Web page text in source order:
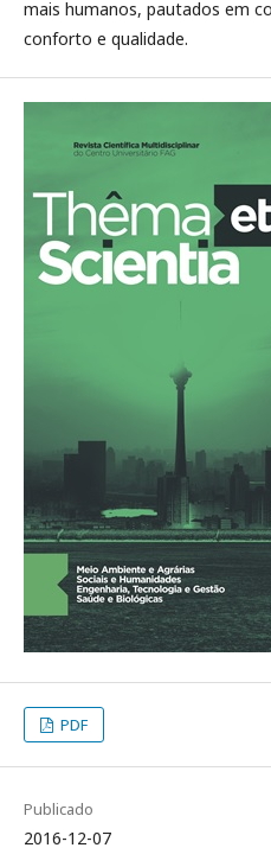
mais humanos, pautados em
conforto e qualidade.
PDF
Publicado
2016-12-07